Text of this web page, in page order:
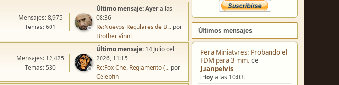
Últimos mensajes
Pera Miniatvres: Probando el
FDM para 3 mm. de
Juanpelvis
[Hoya las 10:03]
Mensajes: 8,975
Temas: 601
Último mensaje:Ayera las
08:36
Re:Nuevos Regulares de B... por
Brother Vinni
Mensajes: 12,425
Temas: 530
Último mensaje: 14 Julio del
2026, 11:15
Re:Fox One. Reglamento (... por
Celebfin